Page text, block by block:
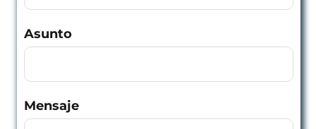
Asunto
Mensaje